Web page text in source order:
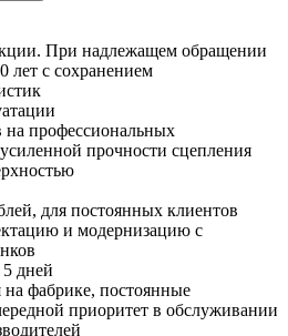
При надлежащем обращении
лет с сохранением
на профессиональных
прочности сцепления
для постоянных клиентов
и модернизацию с
5 дней
на фабрике, постоянные
приоритет в обслуживании